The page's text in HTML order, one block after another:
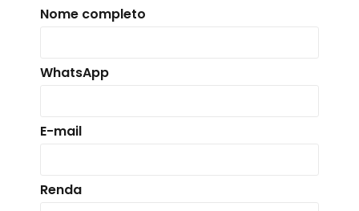
Nome completo
WhatsApp
E-mail
Renda